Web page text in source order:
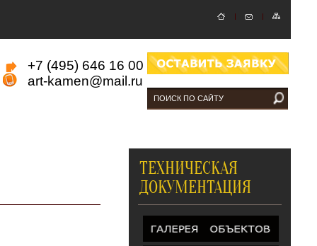
+7 (495) 646 16 00
art-kamen@mail.ru
ТЕХНИЧЕСКАЯ
ДОКУМЕНТАЦИЯ